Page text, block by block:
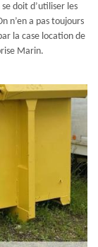
doit d’utiliser les
n’en a pas toujours
la case location de
Marin.